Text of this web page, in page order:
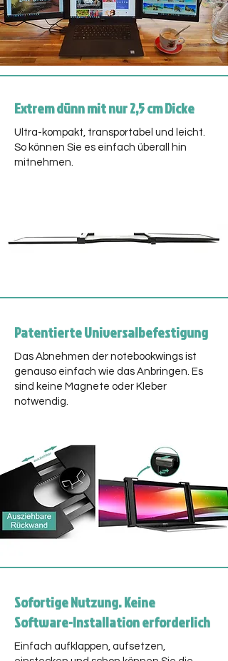
Extrem dünn mit nur 2,5 cm Dicke
Ultra-kompakt, transportabel und leicht.
So können Sie es einfach überall hin
mitnehmen.
Patentierte Universalbefestigung
Das Abnehmen der notebookwings ist
genauso einfach wie das Anbringen. Es
sind keine Magnete oder Kleber
notwendig.
Sofortige Nutzung. Keine
Software-Installation erforderlich
Einfach aufklappen, aufsetzen,